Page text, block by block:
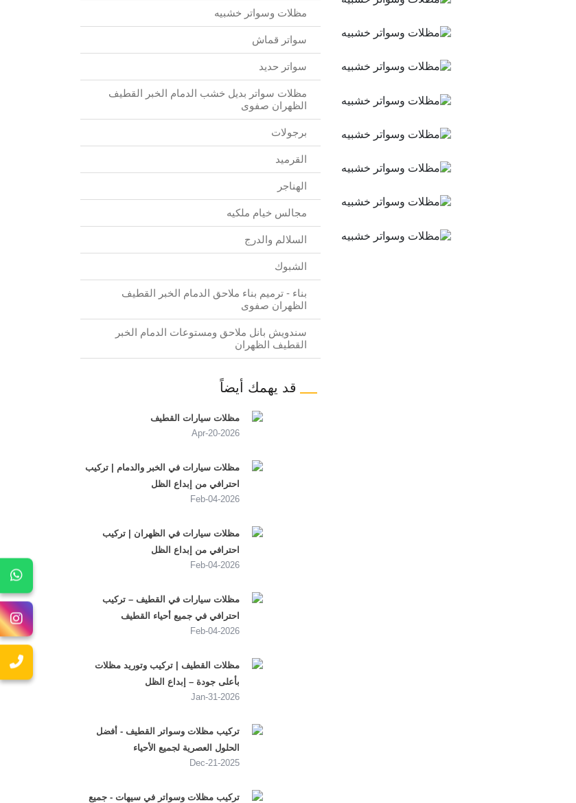
مظلات وسواتر خشبيه
سواتر قماش
سواتر حديد
مظلات سواتر بديل خشب الدمام الخبر القطيف
الظهران صفوى
برجولات
القرميد
الهناجر
مجالس خيام ملكيه
السلالم والدرج
الشبوك
بناء - ترميم بناء ملاحق الدمام الخبر القطيف
الظهران صفوى
سندويش بانل ملاحق ومستوعات الدمام الخبر
القطيف الظهران
قد يهمك أيضاً
مظلات سيارات القطيف
2026-Apr-20
مظلات سيارات في الخبر والدمام | تركيب
احترافي من إبداع الظل
2026-Feb-04
مظلات سيارات في الظهران | تركيب
احترافي من إبداع الظل
2026-Feb-04
مظلات سيارات في القطيف – تركيب
احترافي في جميع أحياء القطيف
2026-Feb-04
مظلات القطيف | تركيب وتوريد مظلات
بأعلى جودة – إبداع الظل
2026-Jan-31
تركيب مظلات وسواتر القطيف - أفضل
الحلول العصرية لجميع الأحياء
2025-Dec-21
تركيب مظلات وسواتر في سيهات - جميع